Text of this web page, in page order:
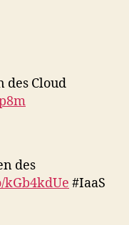
des Cloud
des
kGb4kdUe #IaaS